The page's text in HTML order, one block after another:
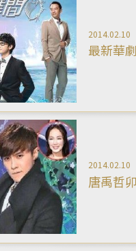
2014.02.10
最新華
2014.02.10
唐禹哲